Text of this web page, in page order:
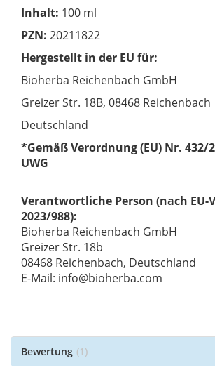
Inhalt: 100 ml
PZN: 20211822
Hergestellt in der EU für:
Bioherba Reichenbach GmbH
Greizer Str. 18B, 08468 Reichenbach
Deutschland
*Gemäß Verordnung (EU) Nr. 432/
UWG
Verantwortliche Person (nach EU-
2023/988):
Bioherba Reichenbach GmbH
Greizer Str. 18b
08468 Reichenbach, Deutschland
E-Mail: info@bioherba.com
Bewertung 1